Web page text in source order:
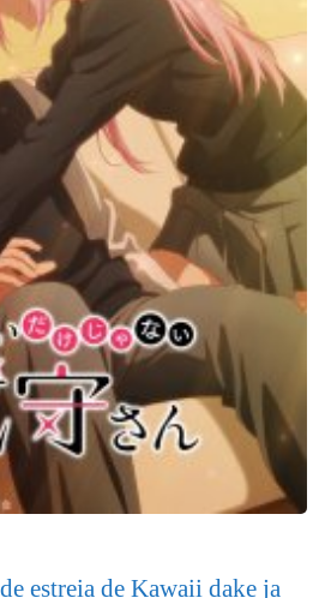
estreia de Kawaii dake ja